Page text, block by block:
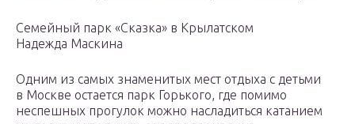
Семейный парк «Сказка» в Крылатском
Надежда Маскина
Одним из самых знаменитых мест отдыха с детьми
в Москве остается парк Горького, где помимо
неспешных прогулок можно насладиться катанием